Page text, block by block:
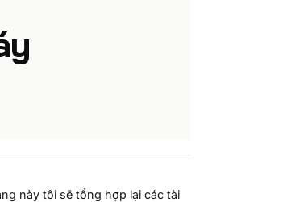
này tôi sẽ tổng hợp lại các tài